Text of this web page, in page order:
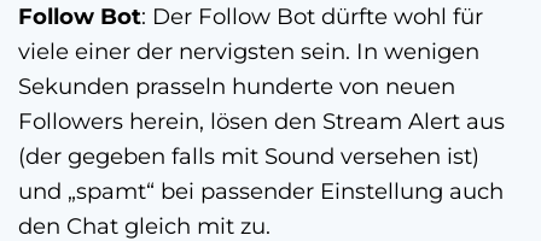
Follow Bot: Der Follow Bot dürfte wohl für
viele einer der nervigsten sein. In wenigen
Sekunden prasseln hunderte von neuen
Followers herein, lösen den Stream Alert aus
(der gegeben falls mit Sound versehen ist)
und „spamt“ bei passender Einstellung auch
den Chat gleich mit zu.